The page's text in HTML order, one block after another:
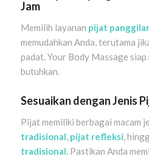
Jam
Memilih layanan pijat
memudahkan Anda, terutama
padat. Your Body Massage
butuhkan.
Sesuaikan dengan Jenis
Pijat memiliki berbagai macam
tradisional, pijat refleksi,
tradisional. Pastikan Anda